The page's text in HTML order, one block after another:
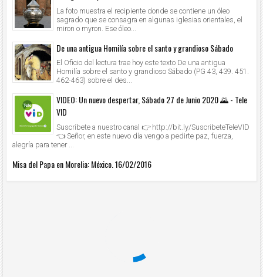
La foto muestra el recipiente donde se contiene un óleo
sagrado que se consagra en algunas iglesias orientales, el
miron o myron. Ese óleo...
De una antigua Homilía sobre el santo y grandioso Sábado
El Oficio del lectura trae hoy este texto De una antigua
Homilía sobre el santo y grandioso Sábado (PG 43, 439. 451.
462-463) sobre el des...
VIDEO: Un nuevo despertar, Sábado 27 de Junio 2020 🌄 - Tele
VID
Suscríbete a nuestro canal 👉 http://bit.ly/SuscribeteTeleVID
👈 Señor, en este nuevo día vengo a pedirte paz, fuerza,
alegría para tener ...
Misa del Papa en Morelia: México. 16/02/2016